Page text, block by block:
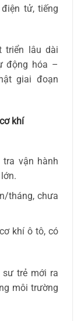
tử, tiếng
triển lâu dài
động hóa –
giai đoạn
khí
tra vận hành
tháng, chưa
khí ô tô, có
trẻ mới ra
môi trường